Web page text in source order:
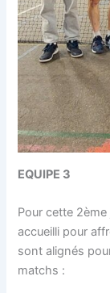
EQUIPE 3
Pour cette
accueilli pour
sont alignés
matchs :